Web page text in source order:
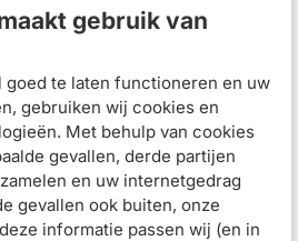
gebruik van
goed te laten functioneren en uw
gebruiken wij cookies en
Met behulp van cookies
gevallen, derde partijen
en uw internetgedrag
gevallen ook buiten, onze
informatie passen wij (en in
reinigen en eventueel
een kleine hoeveelheid
en de hals. Herhaal om
het juiste dekkingsniveau te
een natuurlijke finish en twee of
dekking.